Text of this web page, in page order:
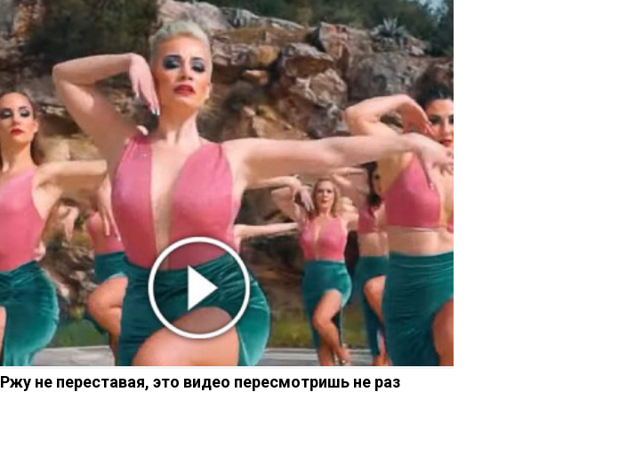
Ржу не переставая, это видео пересмотришь не раз